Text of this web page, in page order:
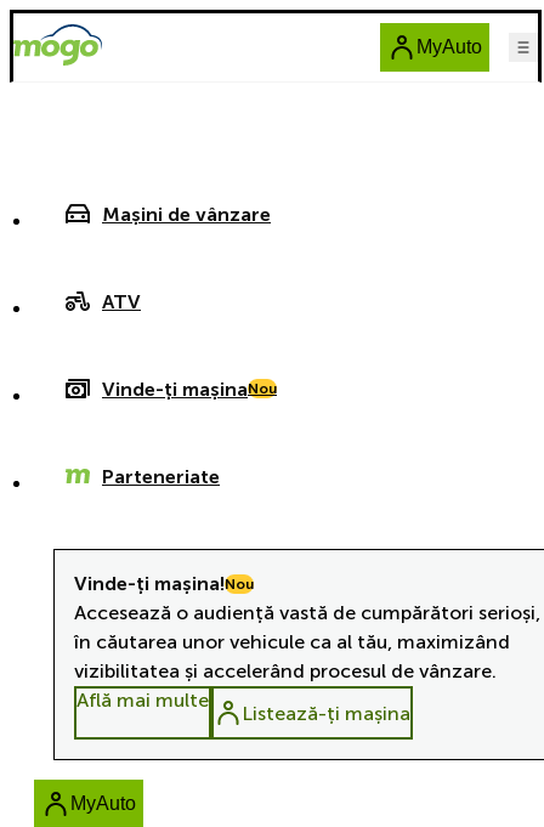
MyAuto
Mașini de vânzare
ATV
Vinde-ți mașinaNou
Parteneriate
Vinde-ți mașina!Nou
Accesează o audiență vastă de cumpărători
în căutarea unor vehicule ca al tău, maximizând
vizibilitatea și accelerând procesul de vânzare.
Află mai multe
Listează-ți mașina
MyAuto